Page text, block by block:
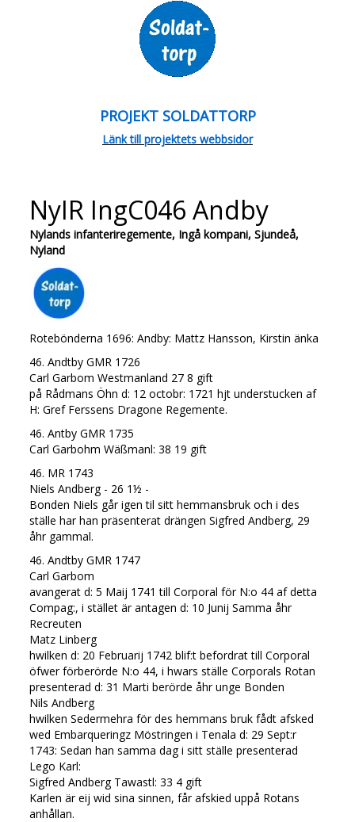
PROJEKT SOLDATTORP
Länk till projektets webbsidor
NyIR IngC046 Andby
Nylands infanteriregemente, Ingå kompani, Sjundeå,
Nyland
Rotebönderna 1696: Andby: Mattz Hansson, Kirstin änka
46. Andtby GMR 1726
Carl Garbom Westmanland 27 8 gift
på Rådmans Öhn d: 12 octobr: 1721 hjt understucken af
H: Gref Ferssens Dragone Regemente.
46. Antby GMR 1735
Carl Garbohm Wäßmanl: 38 19 gift
46. MR 1743
Niels Andberg - 26 1½ -
Bonden Niels går igen til sitt hemmansbruk och i des
ställe har han präsenterat drängen Sigfred Andberg, 29
åhr gammal.
46. Andtby GMR 1747
Carl Garbom
avangerat d: 5 Maij 1741 till Corporal för N:o 44 af detta
Compag:, i stället är antagen d: 10 Junij Samma åhr
Recreuten
Matz Linberg
hwilken d: 20 Februarij 1742 blif:t befordrat till Corporal
öfwer förberörde N:o 44, i hwars ställe Corporals Rotan
presenterad d: 31 Marti berörde åhr unge Bonden
Nils Andberg
hwilken Sedermehra för des hemmans bruk fådt afsked
wed Embarqueringz Möstringen i Tenala d: 29 Sept:r
1743: Sedan han samma dag i sitt ställe presenterad
Lego Karl:
Sigfred Andberg Tawastl: 33 4 gift
Karlen är eij wid sina sinnen, får afskied uppå Rotans
anhållan.